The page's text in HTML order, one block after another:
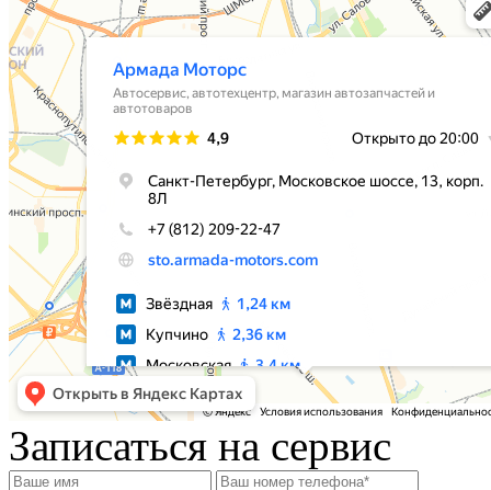
Записаться на сервис